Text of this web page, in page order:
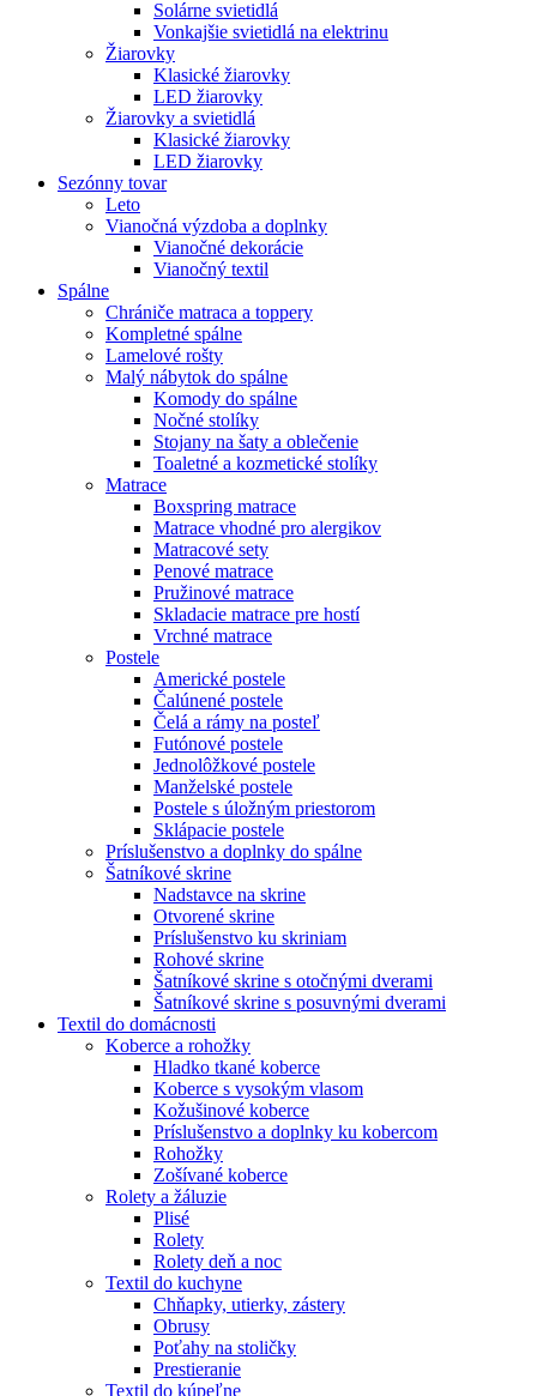
Solárne svietidlá
Vonkajšie svietidlá na elektrinu
Žiarovky
Klasické žiarovky
LED žiarovky
Žiarovky a svietidlá
Klasické žiarovky
LED žiarovky
Sezónny tovar
Leto
Vianočná výzdoba a doplnky
Vianočné dekorácie
Vianočný textil
Spálne
Chrániče matraca a toppery
Kompletné spálne
Lamelové rošty
Malý nábytok do spálne
Komody do spálne
Nočné stolíky
Stojany na šaty a oblečenie
Toaletné a kozmetické stolíky
Matrace
Boxspring matrace
Matrace vhodné pro alergikov
Matracové sety
Penové matrace
Pružinové matrace
Skladacie matrace pre hostí
Vrchné matrace
Postele
Americké postele
Čalúnené postele
Čelá a rámy na posteľ
Futónové postele
Jednolôžkové postele
Manželské postele
Postele s úložným priestorom
Sklápacie postele
Príslušenstvo a doplnky do spálne
Šatníkové skrine
Nadstavce na skrine
Otvorené skrine
Príslušenstvo ku skriniam
Rohové skrine
Šatníkové skrine s otočnými dverami
Šatníkové skrine s posuvnými dverami
Textil do domácnosti
Koberce a rohožky
Hladko tkané koberce
Koberce s vysokým vlasom
Kožušinové koberce
Príslušenstvo a doplnky ku kobercom
Rohožky
Zošívané koberce
Rolety a žáluzie
Plisé
Rolety
Rolety deň a noc
Textil do kuchyne
Chňapky, utierky, zástery
Obrusy
Poťahy na stoličky
Prestieranie
Textil do kúpeľne